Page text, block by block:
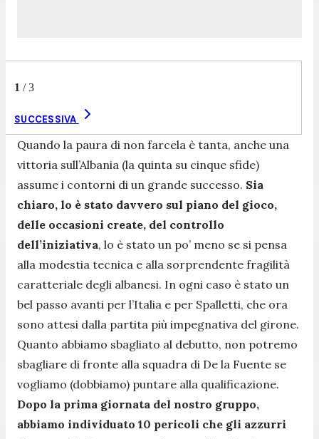
1 /3
SUCCESSIVA
Quando la paura di non farcela è tanta, anche una
vittoria sull’Albania (la quinta su cinque sfide)
assume i contorni di un grande successo. Sia
chiaro, lo è stato davvero sul piano del gioco,
delle occasioni create, del controllo
dell’iniziativa, lo è stato un po’ meno se si pensa
alla modestia tecnica e alla sorprendente fragilità
caratteriale degli albanesi. In ogni caso è stato un
bel passo avanti per l’Italia e per Spalletti, che ora
sono attesi dalla partita più impegnativa del girone.
Quanto abbiamo sbagliato al debutto, non potremo
sbagliare di fronte alla squadra di De la Fuente se
vogliamo (dobbiamo) puntare alla qualificazione.
Dopo la prima giornata del nostro gruppo,
abbiamo individuato 10 pericoli che gli azzurri